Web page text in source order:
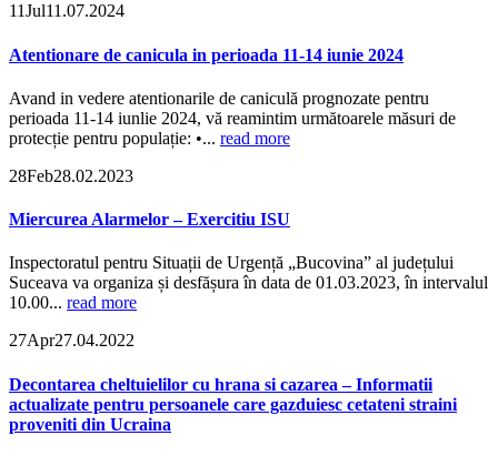
11Jul11.07.2024
Atentionare de canicula in perioada 11-14 iunie 2024
Avand in vedere atentionarile de caniculă prognozate pentru
perioada 11-14 iunlie 2024, vă reamintim următoarele măsuri de
protecție pentru populație: •... read more
28Feb28.02.2023
Miercurea Alarmelor – Exercitiu ISU
Inspectoratul pentru Situații de Urgență „Bucovina” al județului
Suceava va organiza și desfășura în data de 01.03.2023, în intervalul
10.00... read more
27Apr27.04.2022
Decontarea cheltuielilor cu hrana si cazarea – Informatii
actualizate pentru persoanele care gazduiesc cetateni straini
proveniti din Ucraina